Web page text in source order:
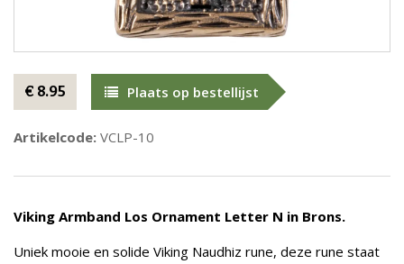
€ 8.95 Plaats op bestellijst
Artikelcode: VCLP-10
Viking Armband Los Ornament Letter N in Brons.
Uniek mooie en solide Viking Naudhiz rune, deze rune staat